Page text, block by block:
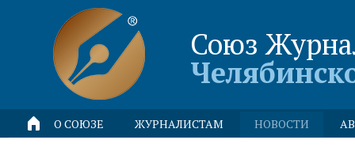
Союз
О СОЮЗЕ ЖУРНАЛИСТАМ НОВОСТИ